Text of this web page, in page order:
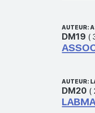
AUTEUR:
DM19 (
AUTEUR:
DM20 (